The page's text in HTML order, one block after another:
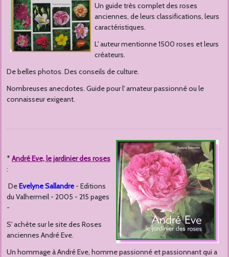
Un guide très complet des roses
anciennes, de leurs classifications, leurs
caractéristiques.
L' auteur mentionne 1500 roses et leurs
créateurs.
De belles photos. Des conseils de culture.
Nombreuses anecdotes. Guide pour l' amateur passionné ou le
connaisseur exigeant.
* André Eve, le jardinier des roses
:
DeEvelyne Sallandre - Editions
du Valhermeil - 2005 - 215 pages
-
S' achète sur le site des Roses
anciennes André Eve.
Un hommage à André Eve, homme passionné et passionnant qui a